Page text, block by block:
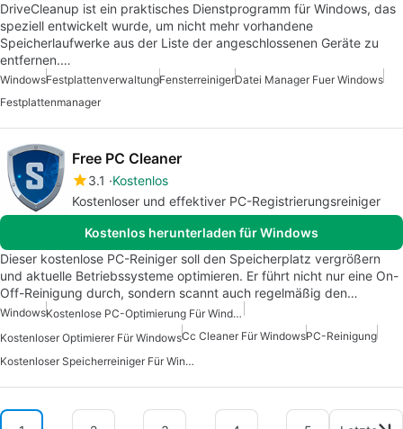
DriveCleanup ist ein praktisches Dienstprogramm für Windows, das
speziell entwickelt wurde, um nicht mehr vorhandene
Speicherlaufwerke aus der Liste der angeschlossenen Geräte zu
entfernen.…
WindowsFestplattenverwaltungFensterreinigerDatei Manager Fuer Windows
Festplattenmanager
Free PC Cleaner
3.1
Kostenlos
Kostenloser und effektiver PC-Registrierungsreiniger
Kostenlos herunterladen für Windows
Dieser kostenlose PC-Reiniger soll den Speicherplatz vergrößern
und aktuelle Betriebssysteme optimieren. Er führt nicht nur eine On-
Off-Reinigung durch, sondern scannt auch regelmäßig den…
Windows
Kostenlose PC-Optimierung Für Windows
Kostenloser Optimierer Für WindowsCc Cleaner Für WindowsPC-Reinigung
Kostenloser Speicherreiniger Für Windows